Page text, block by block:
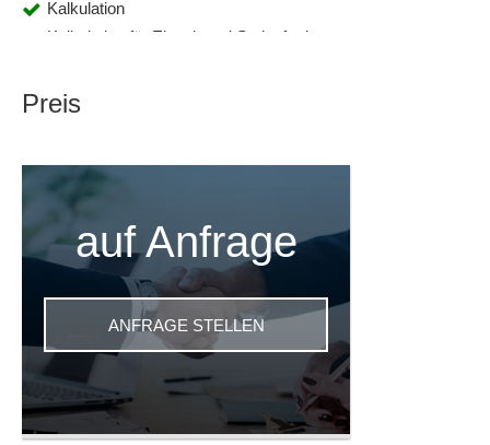
Kalkulation
Kalkulation für Einzel- und Serienfertiger
Kennzahlenreports
Materialwirtschaft
NC / CNC - Anbindung
Produktionssteuerung
Statistiken
Stücklistenbearbeitung
Tourenplanung
Verlängerte Werkbank-Funktionen
Versandabwicklung
Warenauskünfte
Werkzeugverwaltung
Preis
auf Anfrage
ANFRAGE STELLEN